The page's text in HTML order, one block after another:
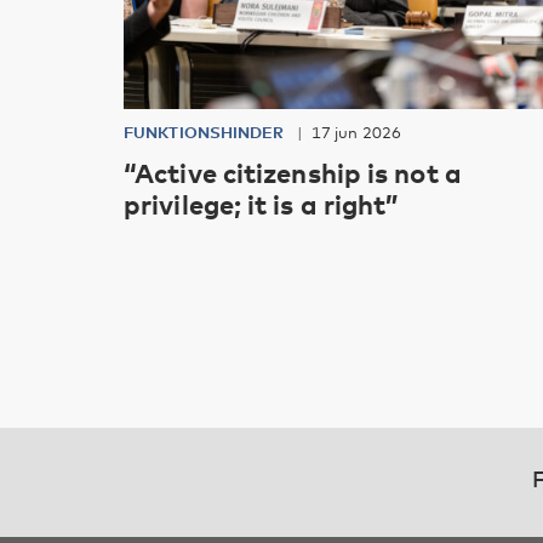
FUNKTIONSHINDER 17 jun 2026
“Active citizenship is not a
privilege; it is a right”